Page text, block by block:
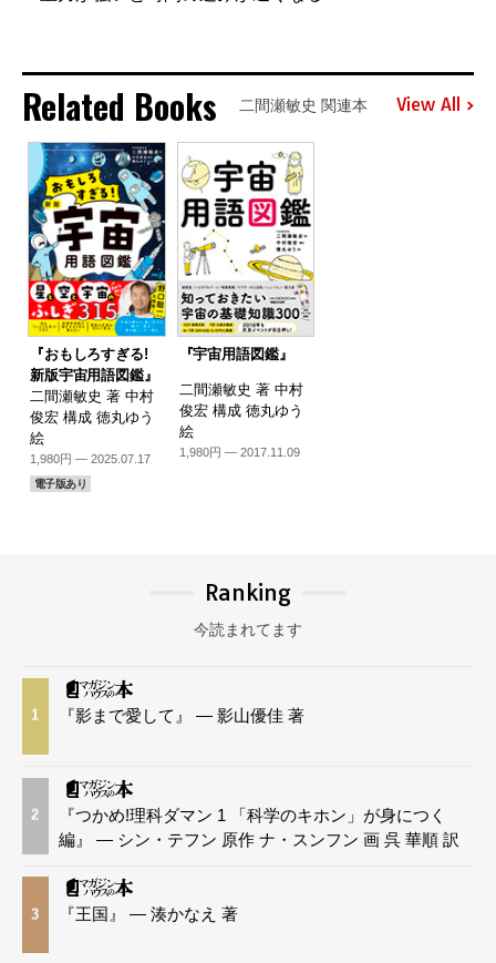
Related Books 二間瀬敏史 関連本 View All
『おもしろすぎる!
新版宇宙用語図鑑』
二間瀬敏史 著 中村
俊宏 構成 徳丸ゆう
絵
1,980円 — 2025.07.17
電子版あり
『宇宙用語図鑑』
二間瀬敏史 著 中村
俊宏 構成 徳丸ゆう
絵
1,980円 — 2017.11.09
Ranking
今読まれてます
1 『影まで愛して』 — 影山優佳 著
2
『つかめ!理科ダマン 1 「科学のキホン」が身につく
編』 — シン・テフン 原作 ナ・スンフン 画 呉 華順 訳
3 『王国』 — 湊かなえ 著